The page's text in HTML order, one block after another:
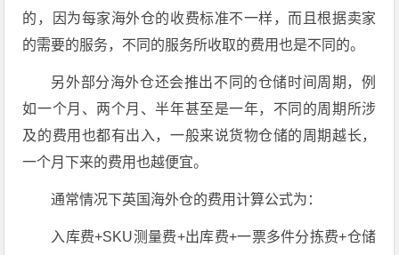
的，因为每家海外仓的收费标准不一样，而且根据卖家
的需要的服务，不同的服务所收取的费用也是不同的。
另外部分海外仓还会推出不同的仓储时间周期，例
如一个月、两个月、半年甚至是一年，不同的周期所涉
及的费用也都有出入，一般来说货物仓储的周期越长，
一个月下来的费用也越便宜。
通常情况下英国海外仓的费用计算公式为：
入库费+SKU测量费+出库费+一票多件分拣费+仓储